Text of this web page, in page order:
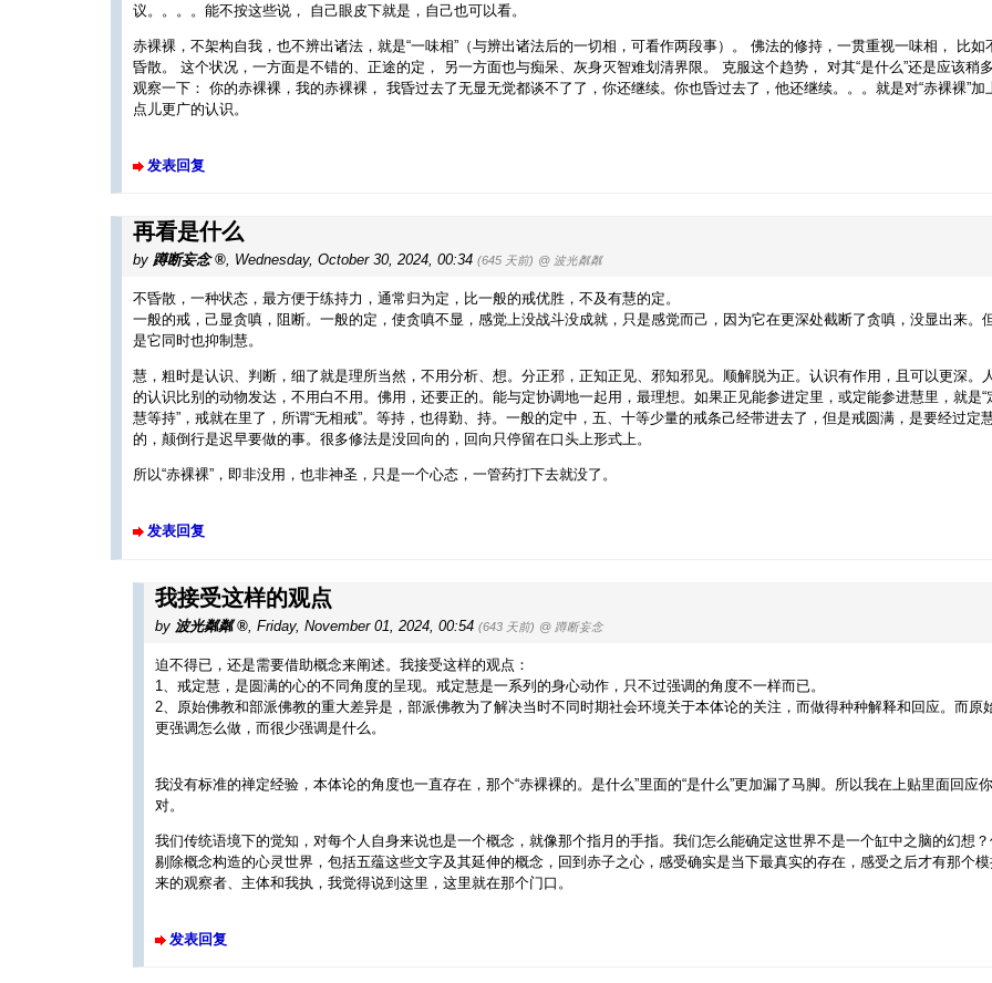
议。。。。能不按这些说， 自己眼皮下就是，自己也可以看。
赤裸裸，不架构自我，也不辨出诸法，就是“一味相”（与辨出诸法后的一切相，可看作两段事）。 佛法的修持，一贯重视一味相， 比如
昏散。 这个状况，一方面是不错的、正途的定， 另一方面也与痴呆、灰身灭智难划清界限。 克服这个趋势， 对其“是什么”还是应该稍多
观察一下： 你的赤裸裸，我的赤裸裸， 我昏过去了无显无觉都谈不了了，你还继续。你也昏过去了，他还继续。。。就是对“赤裸裸”加
点儿更广的认识。
发表回复
再看是什么
by 蹲断妄念 , Wednesday, October 30, 2024, 00:34 (645 天前) @ 波光粼粼
不昏散，一种状态，最方便于练持力，通常归为定，比一般的戒优胜，不及有慧的定。
一般的戒，己显贪嗔，阻断。一般的定，使贪嗔不显，感觉上没战斗没成就，只是感觉而己，因为它在更深处截断了贪嗔，没显出来。
是它同时也抑制慧。
慧，粗时是认识、判断，细了就是理所当然，不用分析、想。分正邪，正知正见、邪知邪见。顺解脱为正。认识有作用，且可以更深。
的认识比别的动物发达，不用白不用。佛用，还要正的。能与定协调地一起用，最理想。如果正见能参进定里，或定能参进慧里，就是“
慧等持”，戒就在里了，所谓“无相戒”。等持，也得勤、持。一般的定中，五、十等少量的戒条己经带进去了，但是戒圆满，是要经过定
的，颠倒行是迟早要做的事。很多修法是没回向的，回向只停留在口头上形式上。
所以“赤裸裸”，即非没用，也非神圣，只是一个心态，一管药打下去就没了。
发表回复
我接受这样的观点
by 波光粼粼 Friday, November 01, 2024, 00:54 (643 天前) @ 蹲断妄念
迫不得已，还是需要借助概念来阐述。我接受这样的观点：
1、戒定慧，是圆满的心的不同角度的呈现。戒定慧是一系列的身心动作，只不过强调的角度不一样而已。
2、原始佛教和部派佛教的重大差异是，部派佛教为了解决当时不同时期社会环境关于本体论的关注，而做得种种解释和回应。而原
更强调怎么做，而很少强调是什么。
我没有标准的禅定经验，本体论的角度也一直存在，那个“赤裸裸的。是什么”里面的“是什么”更加漏了马脚。所以我在上贴里面回应
对。
我们传统语境下的觉知，对每个人自身来说也是一个概念，就像那个指月的手指。我们怎么能确定这世界不是一个缸中之脑的幻想？
剔除概念构造的心灵世界，包括五蕴这些文字及其延伸的概念，回到赤子之心，感受确实是当下最真实的存在，感受之后才有那个模
来的观察者、主体和我执，我觉得说到这里，这里就在那个门口。
发表回复